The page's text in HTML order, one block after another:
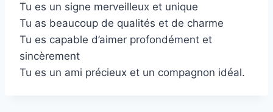
Tu es un signe merveilleux et unique
Tu as beaucoup de qualités et de charme
Tu es capable d’aimer profondément et
sincèrement
Tu es un ami précieux et un compagnon idéal.